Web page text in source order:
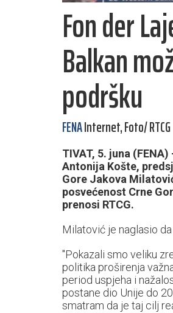
Fon der
Balkan
podršku
FENAInternet, Foto/ RTCG
TIVAT, 5. juna
Antonija Košte,
Gore Jakova
posvećenost Crne
prenosi RTCG.
Milatović je naglasio
"Pokazali smo veliku
politika proširenja
period uspjeha i
postane dio Unije do
smatram da je taj cilj